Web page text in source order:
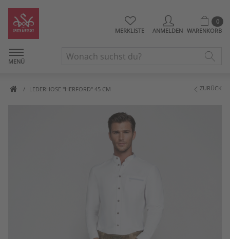
MERKLISTE ANMELDEN
0
WARENKORB
MENÜ
LEDERHOSE "HERFORD" 45 CM ZURÜCK
Artikelbilder überspringen